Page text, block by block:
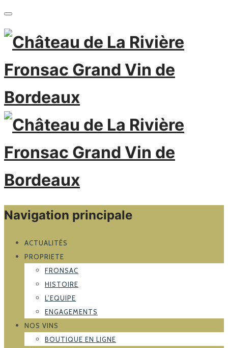
Navigation principale
ACTUALITÉS
PROPRIETE
FRONSAC
HISTOIRE
L’EQUIPE
ENGAGEMENTS
NOS VINS
BOUTIQUE EN LIGNE